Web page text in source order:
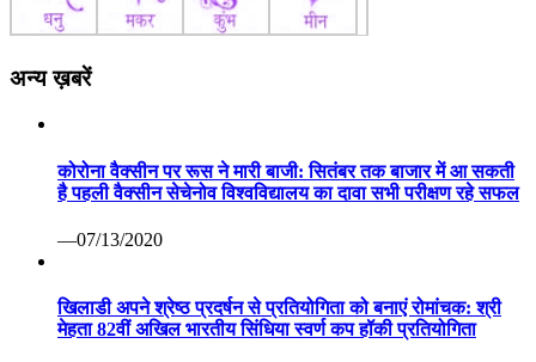
अन्य ख़बरें
कोरोना वैक्सीन पर रूस ने मारी बाजी: सितंबर तक बाजार में आ सकती
है पहली वैक्सीन सेचेनोव विश्वविद्यालय का दावा सभी परीक्षण रहे सफल
—07/13/2020
खिलाडी अपने श्रेष्ठ प्रदर्षन से प्रतियोगिता को बनाएं रोमांचक: श्री
मेहता 82वीं अखिल भारतीय सिंधिया स्वर्ण कप हॉकी प्रतियोगिता